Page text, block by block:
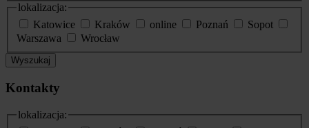
lokalizacja:
Katowice
Kraków online Poznań
Sopot
Warszawa
Wrocław
Wyszukaj
Kontakty
lokalizacja: